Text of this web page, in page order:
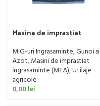
Masina de imprastiat
model Cyclone
MIG-uri Ingrasaminte, Gunoi si
Azot,Masini de imprastiat
ingrasaminte (MEA),Utilaje
agricole
0,00lei